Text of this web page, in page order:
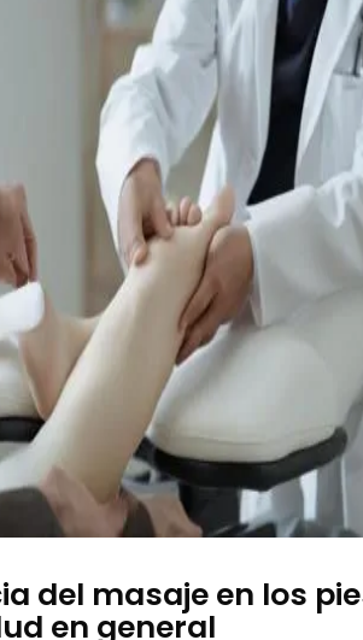
del masaje en los
en general